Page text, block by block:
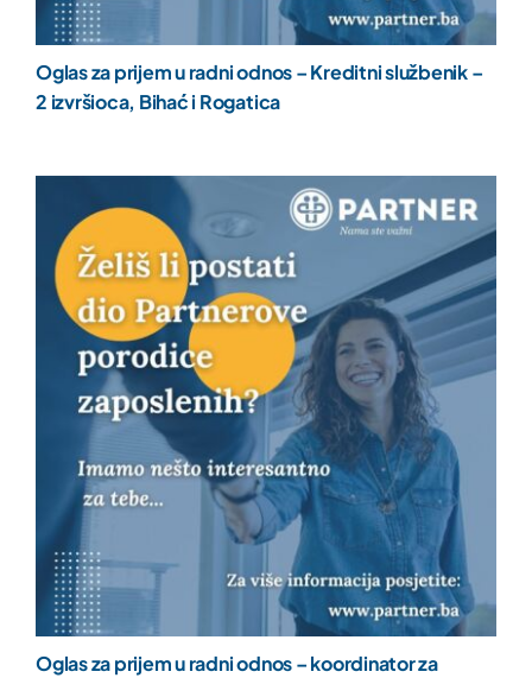
Oglas za prijem u radni odnos – Kreditni službenik –
2 izvršioca, Bihać i Rogatica
Oglas za prijem u radni odnos – koordinator za